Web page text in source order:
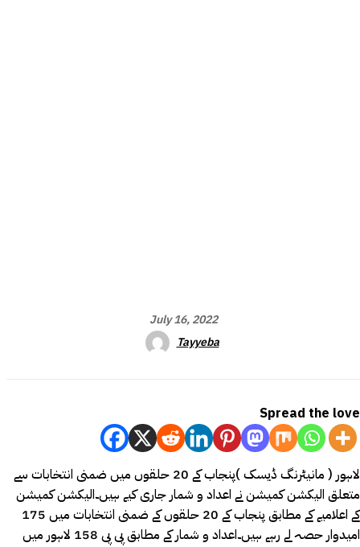
July 16, 2022
Tayyeba
Spread the love
لاہور ( مانیٹرنگ ڈیسک )پنجاب کے 20 حلقوں میں ضمنی انتخابات سے
متعلق الیکشن کمیشن نے اعداد و شمار جاری کیے ہیں۔الیکشن کمیشن
کے اعلامیے کے مطابق پنجاب کے 20 حلقوں کے ضمنی انتخابات میں 175
امیدوار حصہ لے رہے ہیں۔اعداد و شمار کے مطابق پی پی 158 لاہور میں